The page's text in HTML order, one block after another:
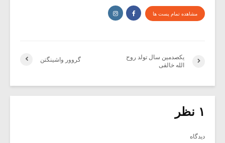
مشاهده تمام پست ها
گروور واشینگتن
یکصدمین سال تولد روح
الله خالقی
۱ نظر
دیدگاه